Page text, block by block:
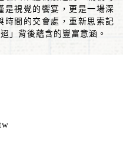
是視覺的饗宴，更是一場深
時間的交會處，重新思索記
」背後蘊含的豐富意涵。